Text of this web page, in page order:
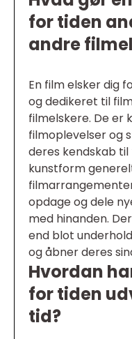
for tiden
andre
En film elsker dig
og dedikeret til
filmelskere. De er
filmoplevelser og
deres kendskab
kunstform
opdage og dele
med hinanden.
end blot
og åbner deres
Hvordan
for tiden
tid?